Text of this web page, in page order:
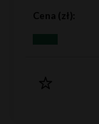
Cena (zł):